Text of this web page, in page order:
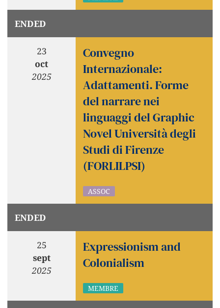
ENDED
23
oct
2025
Convegno
Internazionale:
Adattamenti. Forme
del narrare nei
linguaggi del Graphic
Novel Università degli
Studi di Firenze
(FORLILPSI)
ASSOC
ENDED
25
sept
2025
Expressionism and
Colonialism
MEMBRE